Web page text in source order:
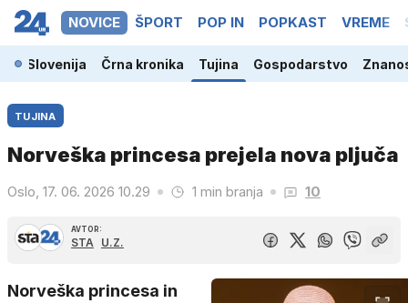
NOVICE ŠPORT POP IN POPKAST VREME
Slovenija Črna kronika Tujina Gospodarstvo
TUJINA
Norveška princesa prejela nova pljuča
Oslo, 17. 06. 2026 10.29 1 min branja 10
AVTOR:
STA U.Z.
Norveška princesa in